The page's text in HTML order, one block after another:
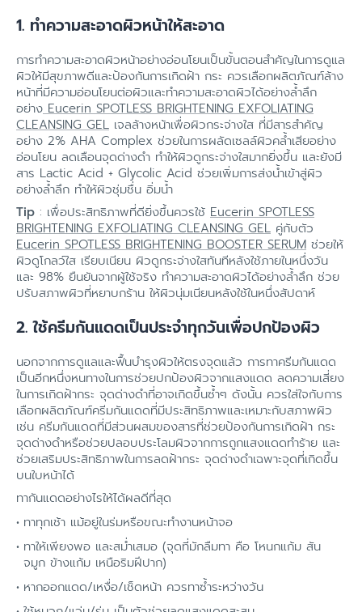
1. ทำความสะอาดผิวหน้าให้สะอาด
การทำความสะอาดผิวหน้าอย่างอ่อนโยนเป็นขั้นตอนสำคัญในการดูแล
ผิวให้มีสุขภาพดีและป้องกันการเกิดฝ้า กระ ควรเลือกผลิตภัณฑ์ล้าง
หน้าที่มีความอ่อนโยนต่อผิวและทำความสะอาดผิวได้อย่างล้ำลึก
อย่าง Eucerin SPOTLESS BRIGHTENING EXFOLIATING
CLEANSING GEL เจลล้างหน้าเพื่อผิวกระจ่างใส ที่มีสารสำคัญ
อย่าง 2% AHA Complex ช่วยในการผลัดเซลล์ผิวคล้ำเสียอย่าง
อ่อนโยน ลดเลือนจุดด่างดำ ทำให้ผิวดูกระจ่างใสมากยิ่งขึ้น และยังมี
สาร Lactic Acid + Glycolic Acid ช่วยเพิ่มการส่งน้ำเข้าสู่ผิว
อย่างล้ำลึก ทำให้ผิวชุ่มชื่น อิ่มน้ำ
Tip : เพื่อประสิทธิภาพที่ดียิ่งขึ้นควรใช้ Eucerin SPOTLESS
BRIGHTENING EXFOLIATING CLEANSING GEL คู่กับตัว
Eucerin SPOTLESS BRIGHTENING BOOSTER SERUM ช่วยให้
ผิวดูโกลว์ใส เรียบเนียน ผิวดูกระจ่างใสทันทีหลังใช้ภายในหนึ่งวัน
และ 98% ยืนยันจากผู้ใช้จริง ทำความสะอาดผิวได้อย่างล้ำลึก ช่วย
ปรับสภาพผิวที่หยาบกร้าน ให้ผิวนุ่มเนียนหลังใช้ในหนึ่งสัปดาห์
2. ใช้ครีมกันแดดเป็นประจำทุกวันเพื่อปกป้องผิว
นอกจากการดูแลและฟื้นบำรุงผิวให้ตรงจุดแล้ว การทาครีมกันแดด
เป็นอีกหนึ่งหนทางในการช่วยปกป้องผิวจากแสงแดด ลดความเสี่ยง
ในการเกิดฝ้ากระ จุดด่างดําที่อาจเกิดขึ้นซ้ำๆ ดังนั้น ควรใส่ใจกับการ
เลือกผลิตภัณฑ์ครีมกันแดดที่มีประสิทธิภาพและเหมาะกับสภาพผิว
เช่น ครีมกันแดดที่มีส่วนผสมของสารที่ช่วยป้องกันการเกิดฝ้า กระ
จุดด่างดำหรือช่วยปลอบประโลมผิวจากการถูกแสงแดดทำร้าย และ
ช่วยเสริมประสิทธิภาพในการลดฝ้ากระ จุดด่างดําเฉพาะจุดที่เกิดขึ้น
บนใบหน้าได้
ทากันแดดอย่างไรให้ได้ผลดีที่สุด
ทาทุกเช้า แม้อยู่ในร่มหรือขณะทำงานหน้าจอ
ทาให้เพียงพอ และสม่ำเสมอ (จุดที่มักลืมทา คือ โหนกแก้ม สัน
จมูก ข้างแก้ม เหนือริมฝีปาก)
หากออกแดด/เหงื่อ/เช็ดหน้า ควรทาซ้ำระหว่างวัน